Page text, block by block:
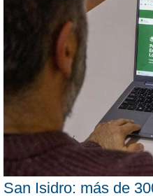
San Isidro: más de